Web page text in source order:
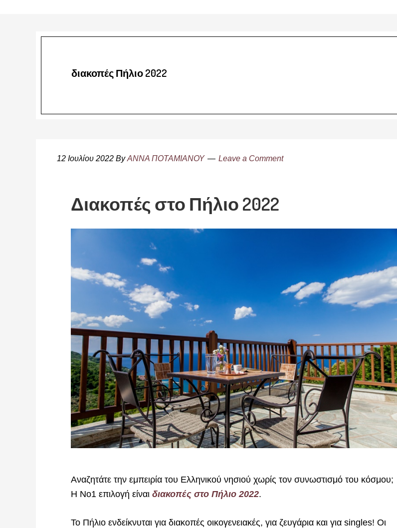
διακοπές Πήλιο 2022
12 Ιουλίου 2022 ByΑΝΝΑ ΠΟΤΑΜΙΑΝΟΥ Leave a Comment
Διακοπές στο Πήλιο 2022
Αναζητάτε την εμπειρία του Ελληνικού νησιού χωρίς τον συνωστισμό του κόσμου;
Η Νο1 επιλογή είναι διακοπές στο Πήλιο 2022.
Το Πήλιο ενδείκνυται για διακοπές οικογενειακές, για ζευγάρια και για singles! Οι